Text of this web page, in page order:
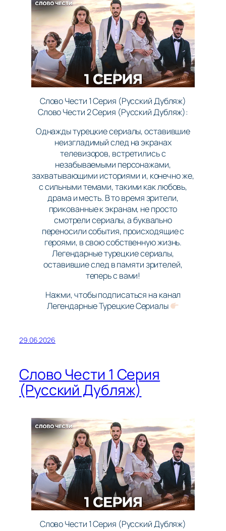
Слово Чести 1 Серия (Русский Дубляж)
Слово Чести 2 Серия (Русский Дубляж):
Однажды турецкие сериалы, оставившие
неизгладимый след на экранах
телевизоров, встретились с
незабываемыми персонажами,
захватывающими историями и, конечно же,
с сильными темами, такими как любовь,
драма и месть. В то время зрители,
прикованные к экранам, не просто
смотрели сериалы, а буквально
переносили события, происходящие с
героями, в свою собственную жизнь.
Легендарные турецкие сериалы,
оставившие след в памяти зрителей,
теперь с вами!
Нажми, чтобы подписаться на канал
Легендарные Турецкие Сериалы
29.06.2026
Слово Чести 1 Серия
(Русский Дубляж)
Слово Чести 1 Серия (Русский Дубляж)